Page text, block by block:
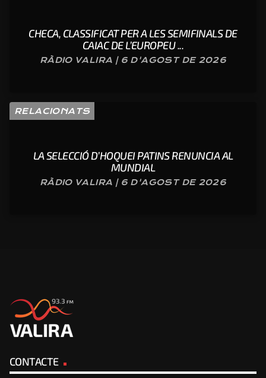
CHECA, CLASSIFICAT PER A LES SEMIFINALS DE
CAIAC DE L’EUROPEU ...
RÀDIO VALIRA | 6 D'AGOST DE 2026
RELACIONATS
LA SELECCIÓ D’HOQUEI PATINS RENUNCIA AL
MUNDIAL
RÀDIO VALIRA | 6 D'AGOST DE 2026
CONTACTE